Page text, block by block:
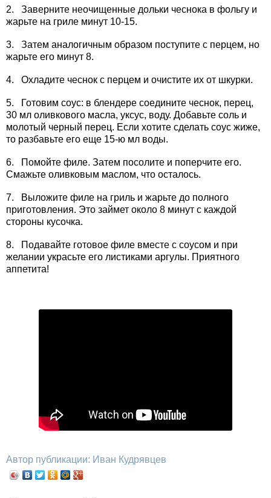
2. Заверните неочищенные дольки чеснока в фольгу и
жарьте на гриле минут 10-15.
3. Затем аналогичным образом поступите с перцем, но
жарьте его минут 8.
4. Охладите чеснок с перцем и очистите их от шкурки.
5. Готовим соус: в блендере соедините чеснок, перец,
30 мл оливкового масла, уксус, воду. Добавьте соль и
молотый черный перец. Если хотите сделать соус жиже,
то разбавьте его еще 15-ю мл воды.
6. Помойте филе. Затем посолите и поперчите его.
Смажьте оливковым маслом, что осталось.
7. Выложите филе на гриль и жарьте до полного
приготовления. Это займет около 8 минут с каждой
стороны кусочка.
8. Подавайте готовое филе вместе с соусом и при
желании украсьте его листиками аргулы. Приятного
аппетита!
Автор публикации: Иван Кудрявцев